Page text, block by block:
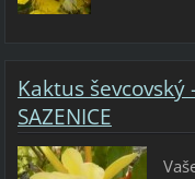
Kaktus
SAZENICE